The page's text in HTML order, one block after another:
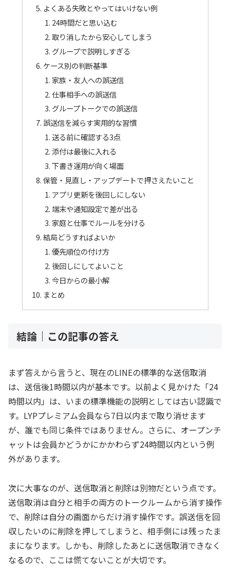
よくある失敗とやってはいけない例
24時間だと思い込む
取り消したから安心してしまう
グループで説明しすぎる
ケース別の判断基準
家族・友人への誤送信
仕事相手への誤送信
グループトークでの誤送信
誤送信を減らす実用的な習慣
送る前に確認する3点
添付は最後に入れる
下書き運用が向く場面
保管・見直し・アップデートで押さえたいこと
アプリ更新を後回しにしない
端末や通知設定で差が出る
家庭と仕事でルールを分ける
結局どうすればよいか
優先順位の付け方
後回しにしてよいこと
今日からの最小解
まとめ
結論｜この記事の答え
まず答えから言うと、現在のLINEの標準的な送信取消
は、送信後1時間以内が基本です。以前よく見かけた「24
時間以内」は、いまの標準機能の説明としては古い認識で
す。LYPプレミアム会員なら7日以内まで取り消せます
が、誰でも同じ条件ではありません。さらに、オープンチ
ャットは会員かどうかにかかわらず24時間以内という例
外があります。
次に大事なのが、送信取消と削除は別物だという点です。
送信取消は自分と相手の両方のトークルームから消す操作
で、削除は自分の画面からだけ消す操作です。誤送信を回
収したいのに削除を押してしまうと、相手側には残ったま
まになります。しかも、削除したあとに送信取消できなく
なるので、ここは慌てないことが大切です。